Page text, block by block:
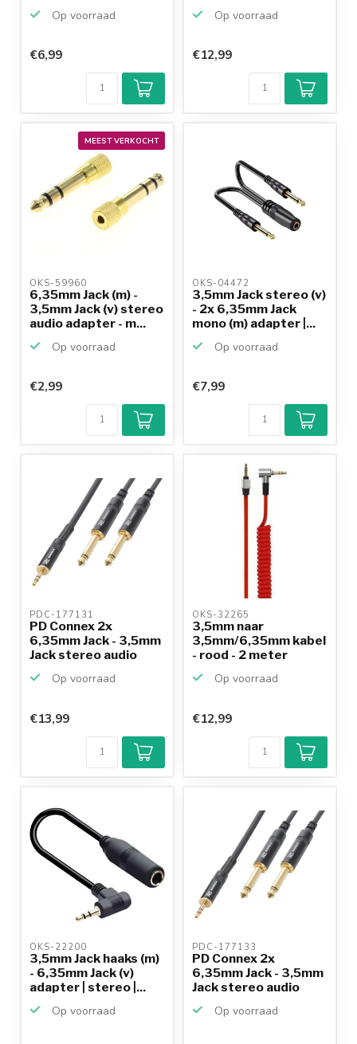
Op voorraad
€6,99
Op voorraad
€12,99
MEEST VERKOCHT
OKS-59960
6,35mm Jack (m) -
3,5mm Jack (v) stereo
audio adapter - m...
Op voorraad
€2,99
OKS-04472
3,5mm Jack stereo (v)
- 2x 6,35mm Jack
mono (m) adapter |...
Op voorraad
9,2/10
Achteraf
betalen mogelijk
productkennis
€7,99
PDC-177131
PD Connex 2x
6,35mm Jack - 3,5mm
Jack stereo audio
Op voorraad
€13,99
OKS-32265
3,5mm naar
3,5mm/6,35mm kabel
- rood - 2 meter
Op voorraad
€12,99
OKS-22200
3,5mm Jack haaks (m)
- 6,35mm Jack (v)
adapter | stereo |...
Op voorraad
PDC-177133
PD Connex 2x
6,35mm Jack - 3,5mm
Jack stereo audio
Op voorraad